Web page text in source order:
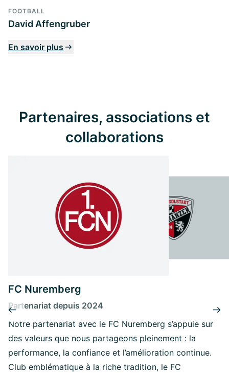
FOOTBALL
David Affengruber
En savoir plus
Partenaires, associations et
collaborations
FC Nuremberg
Partenariat depuis 2024
Notre partenariat avec le FC Nuremberg s’appuie sur
des valeurs que nous partageons pleinement : la
performance, la confiance et l’amélioration continue.
Club emblématique à la riche tradition, le FC